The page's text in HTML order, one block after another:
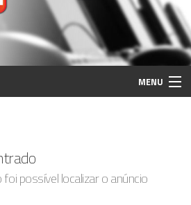
MENU
possível localizar o anúncio